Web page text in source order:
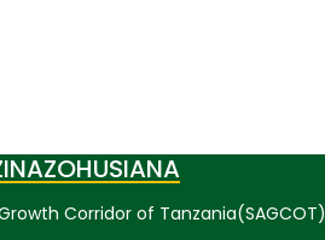
Corridor of Tanzania(SAGCOT)